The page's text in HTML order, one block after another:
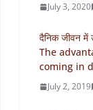
July 3, 2020
दैनिक जीवन में
The
coming in
July 2, 2019